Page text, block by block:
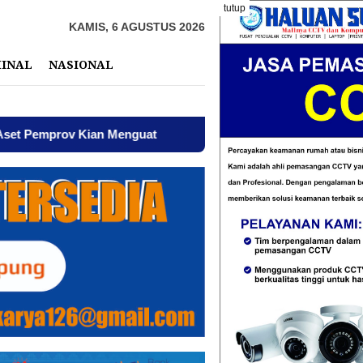
tutup
KAMIS, 6 AGUSTUS 2026
NASIONAL
Menguat AWPI Serukan Perdamaian dan Kecam